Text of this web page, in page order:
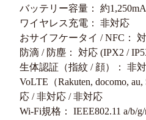
バッテリー容量： 約
ワイヤレス充電： 非対応
おサイフケータイ / NFC：
防滴 / 防塵： 対応 (IPX2 /
生体認証（指紋 / 顔）： 非
VoLTE（Rakuten, docomo,
応 / 非対応 / 非対応
Wi-Fi規格： IEEE802.11 a/b/g/